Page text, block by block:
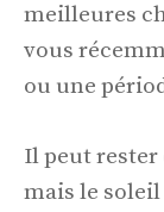
meilleures
vous
ou une
Il peut rester
mais le soleil